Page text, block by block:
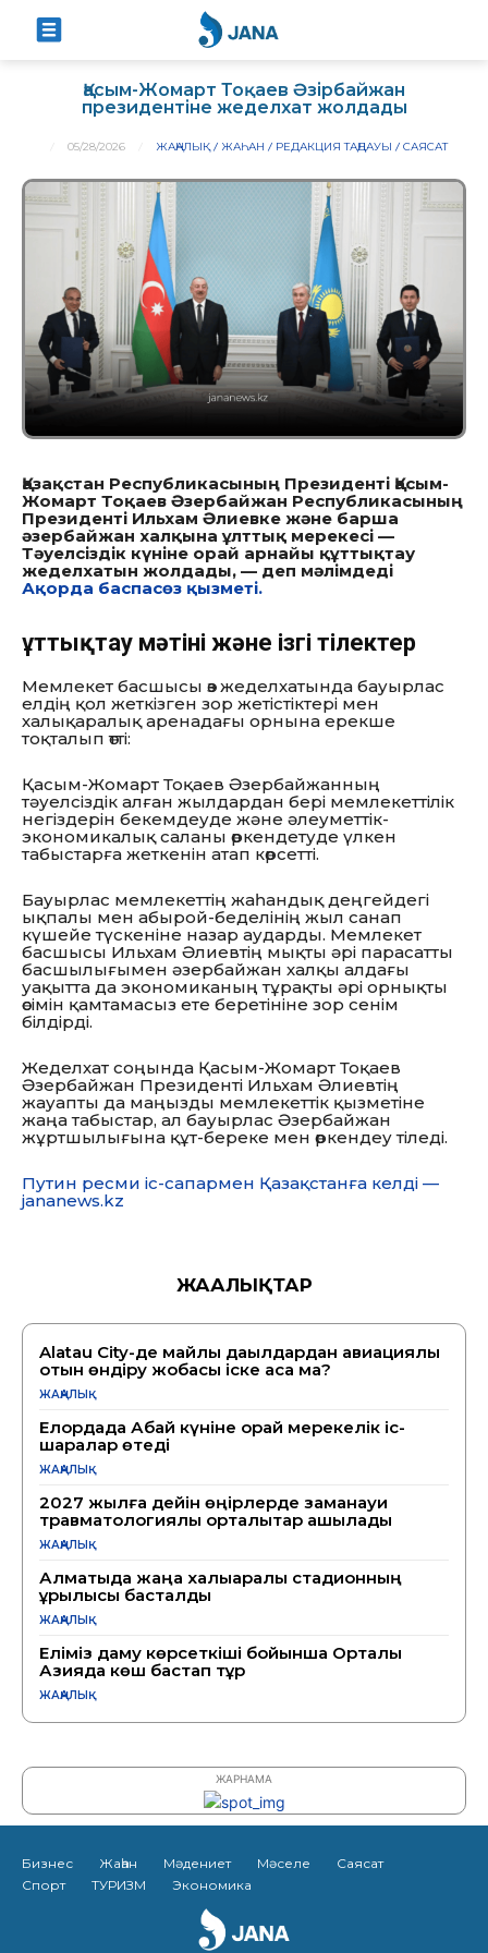
Қасым-Жомарт Тоқаев Әзірбайжан
президентіне жеделхат жолдады
05/28/2026 ЖАҢАЛЫҚ ЖАҺАН РЕДАКЦИЯ ТАҢДАУЫ САЯСАТ
Қазақстан Республикасының Президенті Қасым-
Жомарт Тоқаев Әзербайжан Республикасының
Президенті Ильхам Әлиевке және барша
әзербайжан халқына ұлттық мерекесі —
Тәуелсіздік күніне орай арнайы құттықтау
жеделхатын жолдады, — деп мәлімдеді
Ақорда баспасөз қызметі.
Құттықтау мәтіні және ізгі тілектер
Мемлекет басшысы өз жеделхатында бауырлас
елдің қол жеткізген зор жетістіктері мен
халықаралық аренадағы орнына ерекше
тоқталып өтті:
Қасым-Жомарт Тоқаев Әзербайжанның
тәуелсіздік алған жылдардан бері мемлекеттілік
негіздерін бекемдеуде және әлеуметтік-
экономикалық саланы өркендетуде үлкен
табыстарға жеткенін атап көрсетті.
Бауырлас мемлекеттің жаһандық деңгейдегі
ықпалы мен абырой-беделінің жыл санап
күшейе түскеніне назар аударды. Мемлекет
басшысы Ильхам Әлиевтің мықты әрі парасатты
басшылығымен әзербайжан халқы алдағы
уақытта да экономиканың тұрақты әрі орнықты
өсімін қамтамасыз ете беретініне зор сенім
білдірді.
Жеделхат соңында Қасым-Жомарт Тоқаев
Әзербайжан Президенті Ильхам Әлиевтің
жауапты да маңызды мемлекеттік қызметіне
жаңа табыстар, ал бауырлас Әзербайжан
жұртшылығына құт-береке мен өркендеу тіледі.
Путин ресми іс-сапармен Қазақстанға келді —
jananews.kz
ЖАҢАЛЫҚТАР
Alatau City-де майлы дақылдардан авиациялық
отын өндіру жобасы іске аса ма?
ЖАҢАЛЫҚ
Елордада Абай күніне орай мерекелік іс-
шаралар өтеді
ЖАҢАЛЫҚ
2027 жылға дейін өңірлерде заманауи
травматологиялық орталықтар ашылады
ЖАҢАЛЫҚ
Алматыда жаңа халықаралық стадионның
құрылысы басталды
ЖАҢАЛЫҚ
Еліміз даму көрсеткіші бойынша Орталық
Азияда көш бастап тұр
ЖАҢАЛЫҚ
ЖАРНАМА
Бизнес Жаһан Мәдениет Мәселе
Саясат
Спорт
ТУРИЗМ Экономика